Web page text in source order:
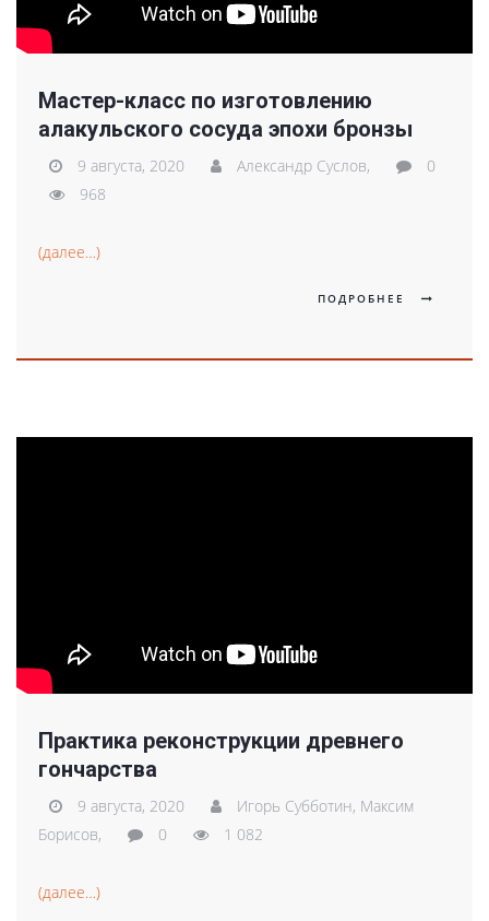
Мастер-класс по изготовлению
алакульского сосуда эпохи бронзы
9 августа, 2020 Александр Суслов,
0
968
(далее…)
ПОДРОБНЕЕ
Практика реконструкции древнего
гончарства
9 августа, 2020 Игорь Субботин, Максим
Борисов,
0 1 082
(далее…)